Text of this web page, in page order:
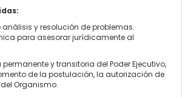
y resolución de problemas.
para asesorar jurídicamente al
permanente y transitoria del Poder Ejecutivo,
de la postulación, la autorización de
Organismo.